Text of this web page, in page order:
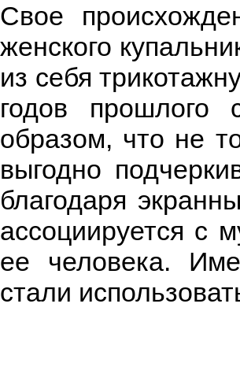
Свое
женского
из себя
годов прошлого
образом, что не
выгодно
благодаря
ассоциируется с
ее человека.
стали